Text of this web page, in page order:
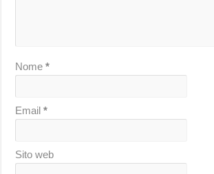
Nome*
Email*
Sito web